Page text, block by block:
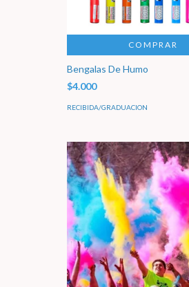
COMPRAR
Bengalas De Humo
$4.000
RECIBIDA/GRADUACION